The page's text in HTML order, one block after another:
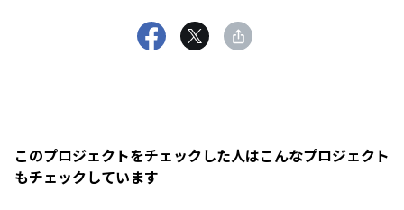
このプロジェクトをチェックした人はこんなプロジェクト
もチェックしています